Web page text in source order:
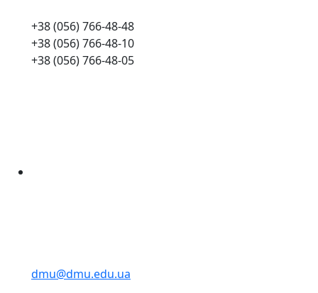
+38 (056) 766-48-48
+38 (056) 766-48-10
+38 (056) 766-48-05
dmu@dmu.edu.ua